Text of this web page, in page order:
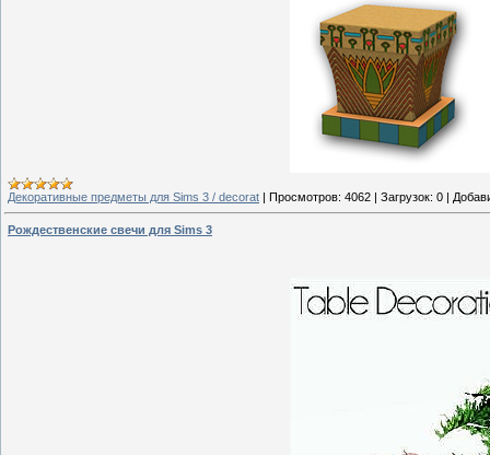
Декоративные предметы для Sims 3 / decorat | Просмотров: 4062 | Загрузок: 0 |
Рождественские свечи для Sims 3